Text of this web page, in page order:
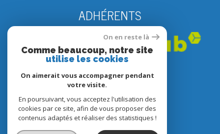
ADHÉRENTS
© 2022
Tous droits réservés
Traduction powered by Google
Nos honoraires
On en reste là
Comme beaucoup, notre site
utilise les cookies
On aimerait vous accompagner pendant
votre visite.
En poursuivant, vous acceptez l'utilisation des
cookies par ce site, afin de vous proposer des
contenus adaptés et réaliser des statistiques !